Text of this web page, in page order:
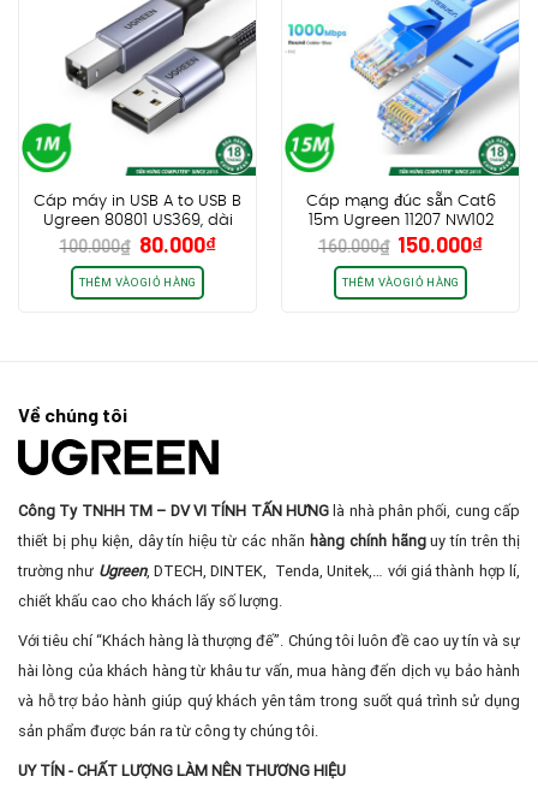
Cáp máy in USB A to USB B
Ugreen 80801 US369, dài
1m, dây dù bọc nhôm cao
cấp
100.000₫ Giá
gốc
là:
100.000₫.
80.000₫Giá
THÊM VÀO GIỎ HÀNG
Cáp mạng đúc sẵn Cat6
15m Ugreen 11207 NW102
160.000₫ Giá
gốc
là:
160.000₫.
150.000₫Giá
THÊM VÀO GIỎ HÀNG
Về chúng tôi
Công Ty TNHH TM – DV VI TÍNH TẤN HƯNG là nhà phân phối, cung cấp
thiết bị phụ kiện, dây tín hiệu từ các nhãn hàng chính hãnguy tín trên thị
trường như Ugreen, DTECH, DINTEK, Tenda, Unitek,… với giá thành hợp lí,
chiết khấu cao cho khách lấy số lượng.
Với tiêu chí “Khách hàng là thượng đế”. Chúng tôi luôn đề cao uy tín và sự
hài lòng của khách hàng từ khâu tư vấn, mua hàng đến dịch vụ bảo hành
và hỗ trợ bảo hành giúp quý khách yên tâm trong suốt quá trình sử dụng
sản phẩm được bán ra từ công ty chúng tôi.
UY TÍN - CHẤT LƯỢNG LÀM NÊN THƯƠNG HIỆU